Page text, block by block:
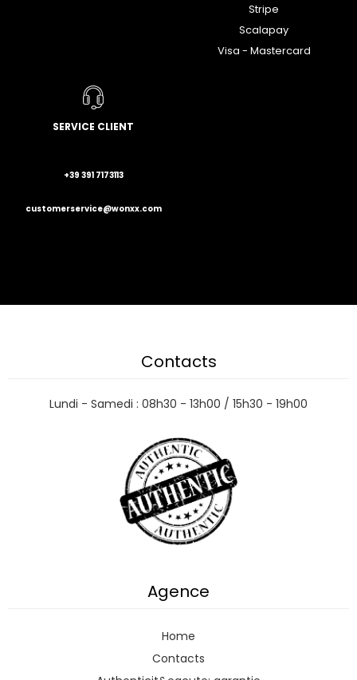
Stripe
Scalapay
Visa - Mastercard
SERVICE CLIENT
+39 391 7173113
customerservice@wonxx.com
Contacts
Lundi - Samedi : 08h30 - 13h00 / 15h30 - 19h00
Agence
Home
Contacts